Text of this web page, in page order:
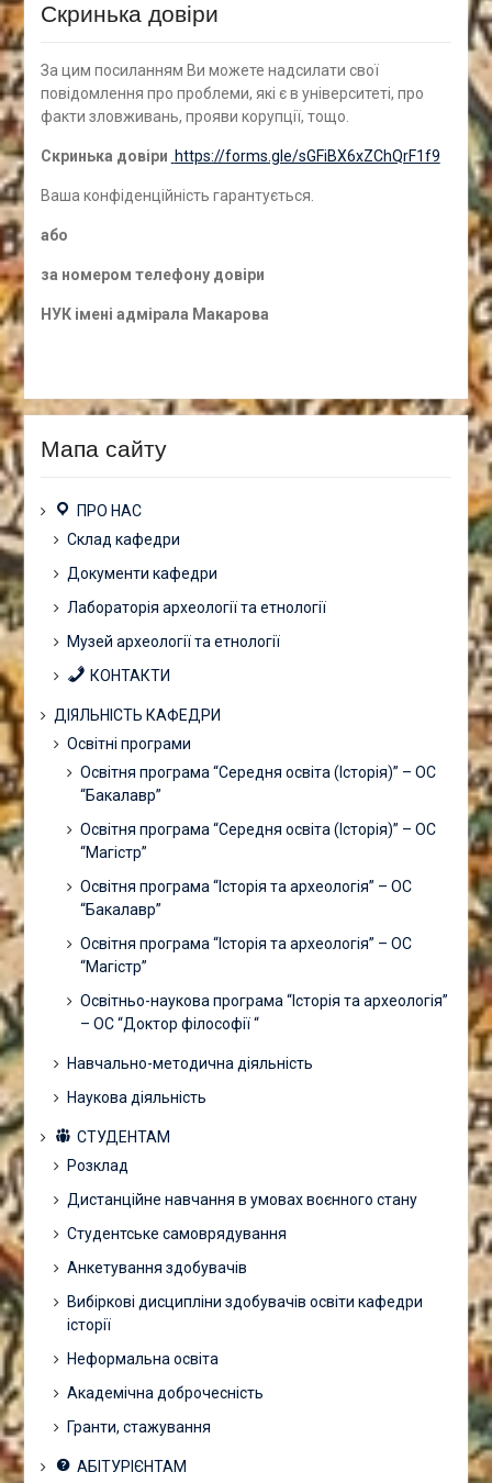
Скринька довіри
За цим посиланням Ви можете надсилати свої
повідомлення про проблеми, які є в університеті, про
факти зловживань, прояви корупції, тощо.
Скринька довіри https://forms.gle/sGFiBX6xZChQrF1f9
Ваша конфіденційність гарантується.
або
за номером телефону довіри
НУК імені адмірала Макарова
Мапа сайту
ПРО НАС
Склад кафедри
Документи кафедри
Лабораторія археології та етнології
Музей археології та етнології
КОНТАКТИ
ДІЯЛЬНІСТЬ КАФЕДРИ
Освітні програми
Освітня програма “Середня освіта (Історія)” – ОС
“Бакалавр”
Освітня програма “Середня освіта (Історія)” – ОС
“Магістр”
Освітня програма “Історія та археологія” – ОС
“Бакалавр”
Освітня програма “Історія та археологія” – ОС
“Магістр”
Освітньо-наукова програма “Історія та археологія”
– ОС “Доктор філософії “
Навчально-методична діяльність
Наукова діяльність
СТУДЕНТАМ
Розклад
Дистанційне навчання в умовах воєнного стану
Студентське самоврядування
Анкетування здобувачів
Вибіркові дисципліни здобувачів освіти кафедри
історії
Неформальна освіта
Академічна доброчесність
Гранти, стажування
АБІТУРІЄНТАМ